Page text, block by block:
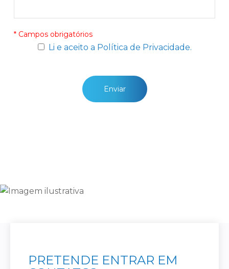
* Campos obrigatórios
Li e aceito a Política de Privacidade.
Enviar
PRETENDE ENTRAR EM